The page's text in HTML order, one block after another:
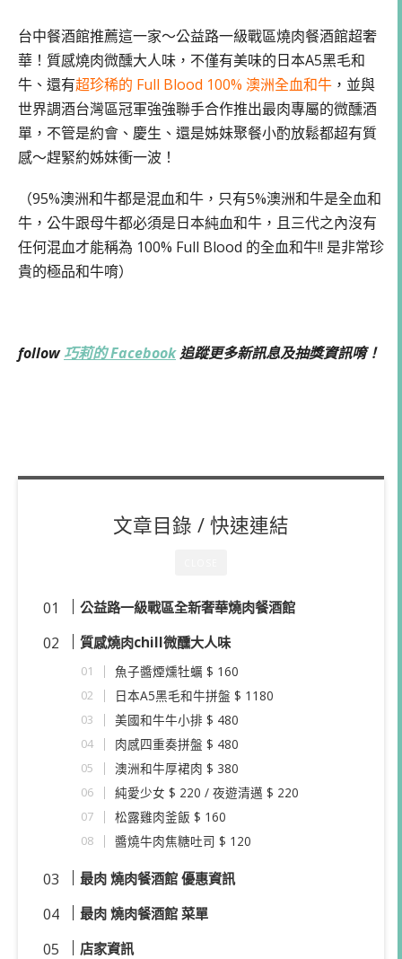
台中餐酒館推薦這一家～公益路一級戰區燒肉餐酒館超奢
華！質感燒肉微醺大人味，不僅有美味的日本A5黑毛和
牛、還有超珍稀的 Full Blood 100% 澳洲全血和牛 ，並與
世界調酒台灣區冠軍強強聯手合作推出最肉專屬的微醺酒
單，不管是約會、慶生、還是姊妹聚餐小酌放鬆都超有質
感～趕緊約姊妹衝一波！
（95%澳洲和牛都是混血和牛，只有5%澳洲和牛是全血和
牛，公牛跟母牛都必須是日本純血和牛，且三代之內沒有
任何混血才能稱為 100% Full Blood 的全血和牛!! 是非常珍
貴的極品和牛唷）
follow巧莉的 Facebook追蹤更多新訊息及抽獎資訊唷！
文章目錄 / 快速連結
公益路一級戰區全新奢華燒肉餐酒館
質感燒肉chill微醺大人味
魚子醬煙燻牡蠣 $ 160
日本A5黑毛和牛拼盤 $ 1180
美國和牛牛小排 $ 480
肉感四重奏拼盤 $ 480
澳洲和牛厚裙肉 $ 380
純愛少女 $ 220 / 夜遊清邁 $ 220
松露雞肉釜飯 $ 160
醬燒牛肉焦糖吐司 $ 120
最肉 燒肉餐酒館 優惠資訊
最肉 燒肉餐酒館 菜單
店家資訊